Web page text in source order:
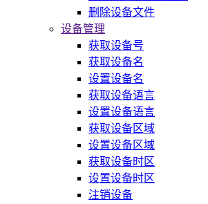
删除设备文件
设备管理
获取设备号
获取设备名
设置设备名
获取设备语言
设置设备语言
获取设备区域
设置设备区域
获取设备时区
设置设备时区
注销设备